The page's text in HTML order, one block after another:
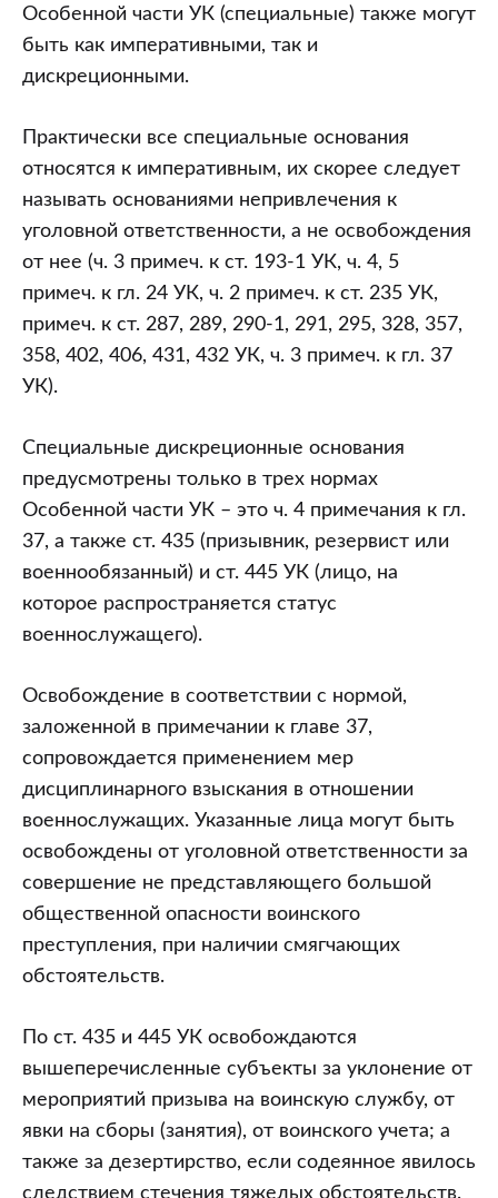
Особенной части УК (специальные) также могут
быть как императивными, так и
дискреционными.
Практически все специальные основания
относятся к императивным, их скорее следует
называть основаниями непривлечения к
уголовной ответственности, а не освобождения
от нее (ч. 3 примеч. к ст. 193-1 УК, ч. 4, 5
примеч. к гл. 24 УК, ч. 2 примеч. к ст. 235 УК,
примеч. к ст. 287, 289, 290-1, 291, 295, 328, 357,
358, 402, 406, 431, 432 УК, ч. 3 примеч. к гл. 37
УК).
Специальные дискреционные основания
предусмотрены только в трех нормах
Особенной части УК – это ч. 4 примечания к гл.
37, а также ст. 435 (призывник, резервист или
военнообязанный) и ст. 445 УК (лицо, на
которое распространяется статус
военнослужащего).
Освобождение в соответствии с нормой,
заложенной в примечании к главе 37,
сопровождается применением мер
дисциплинарного взыскания в отношении
военнослужащих. Указанные лица могут быть
освобождены от уголовной ответственности за
совершение не представляющего большой
общественной опасности воинского
преступления, при наличии смягчающих
обстоятельств.
По ст. 435 и 445 УК освобождаются
вышеперечисленные субъекты за уклонение от
мероприятий призыва на воинскую службу, от
явки на сборы (занятия), от воинского учета; а
также за дезертирство, если содеянное явилось
следствием стечения тяжелых обстоятельств.